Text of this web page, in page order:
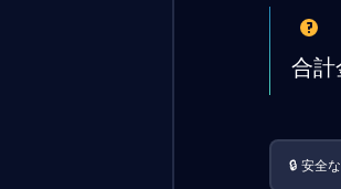
合計
🔒 安全